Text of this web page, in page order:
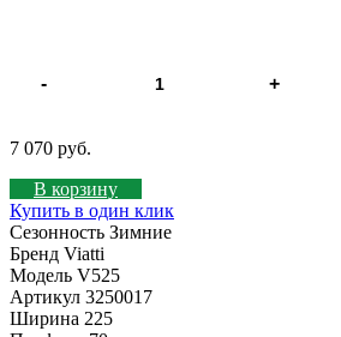
- +
7 070 руб.
В корзину
Купить в один клик
Сезонность Зимние
Бренд Viatti
Модель V525
Артикул 3250017
Ширина 225